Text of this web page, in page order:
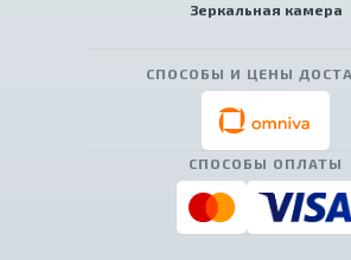
Зеркальная камера
СПОСОБЫ И ЦЕНЫ
СПОСОБЫ ОПЛАТЫ